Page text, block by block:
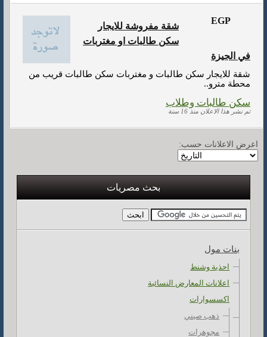
EGP
شقة للايجار سكن طالبات و مغتربات سكن طالبات قريب من
محطة مترو..
سكن طالبات وطلاب
شقة مفروشة للايجار
سكن طالبات او مغتربات
في الجيزة
تم نشر هذا الاعلان منذ 16 سنة
اعرض الاعلانات حسب:
بحث مصريات
بنات مول
احذية وشنط
اعلانات المعارض النسائية
اكسسوارات
ذهب صيني
مجوهرات